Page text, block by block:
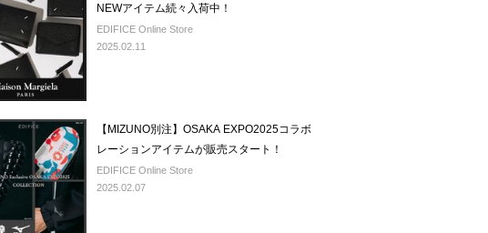
NEWアイテム続々入荷中！
EDIFICE Online Store
2025.02.11
【MIZUNO別注】OSAKA EXPO2025コラボ
レーションアイテムが販売スタート！
EDIFICE Online Store
2025.02.07